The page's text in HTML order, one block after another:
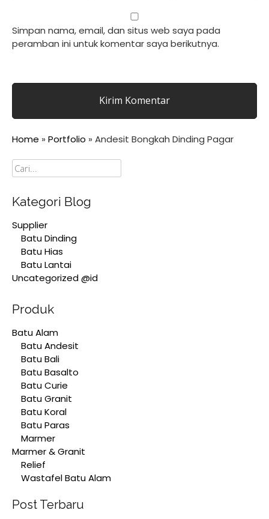
Simpan nama, email, dan situs web saya pada
peramban ini untuk komentar saya berikutnya.
Home » Portfolio » Andesit Bongkah Dinding Pagar
Cari
Kategori Blog
Supplier
Batu Dinding
Batu Hias
Batu Lantai
Uncategorized @id
Produk
Batu Alam
Batu Andesit
Batu Bali
Batu Basalto
Batu Curie
Batu Granit
Batu Koral
Batu Paras
Marmer
Marmer & Granit
Relief
Wastafel Batu Alam
Post Terbaru